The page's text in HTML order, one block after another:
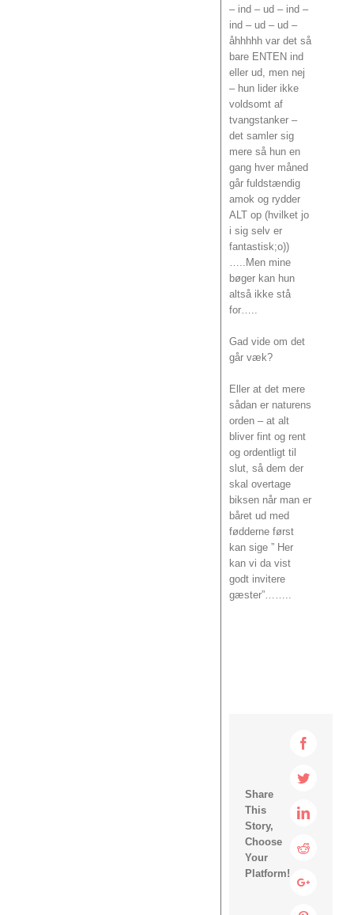
– ind – ud – ind –
ind – ud – ud –
åhhhhh var det så
bare ENTEN ind
eller ud, men nej
– hun lider ikke
voldsomt af
tvangstanker –
det samler sig
mere så hun en
gang hver måned
går fuldstændig
amok og rydder
ALT op (hvilket jo
i sig selv er
fantastisk;o))
…..Men mine
bøger kan hun
altså ikke stå
for…..
Gad vide om det
går væk?
Eller at det mere
sådan er naturens
orden – at alt
bliver fint og rent
og ordentligt til
slut, så dem der
skal overtage
biksen når man er
båret ud med
fødderne først
kan sige ” Her
kan vi da vist
godt invitere
gæster”……..
Share
This
Story,
Choose
Your
Platform!
Twitter
Linkedin
Reddit
Google+